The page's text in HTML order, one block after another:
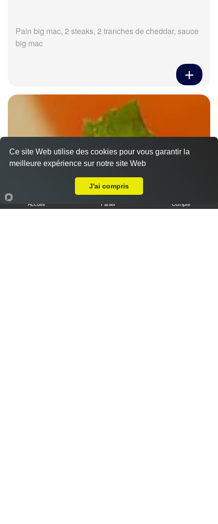
Pain big mac, 2 steaks, 2 tranches de cheddar, sauce
big mac
Accueil Panier Compte
Ce site Web utilise des cookies pour vous garantir la
meilleure expérience sur notre site Web
J'ai compris